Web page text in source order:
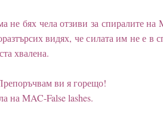
не бях чела отзиви за спиралите на
видях, че силата им не е в
хвалена.
ви я горещо!
на MAC-False lashes.